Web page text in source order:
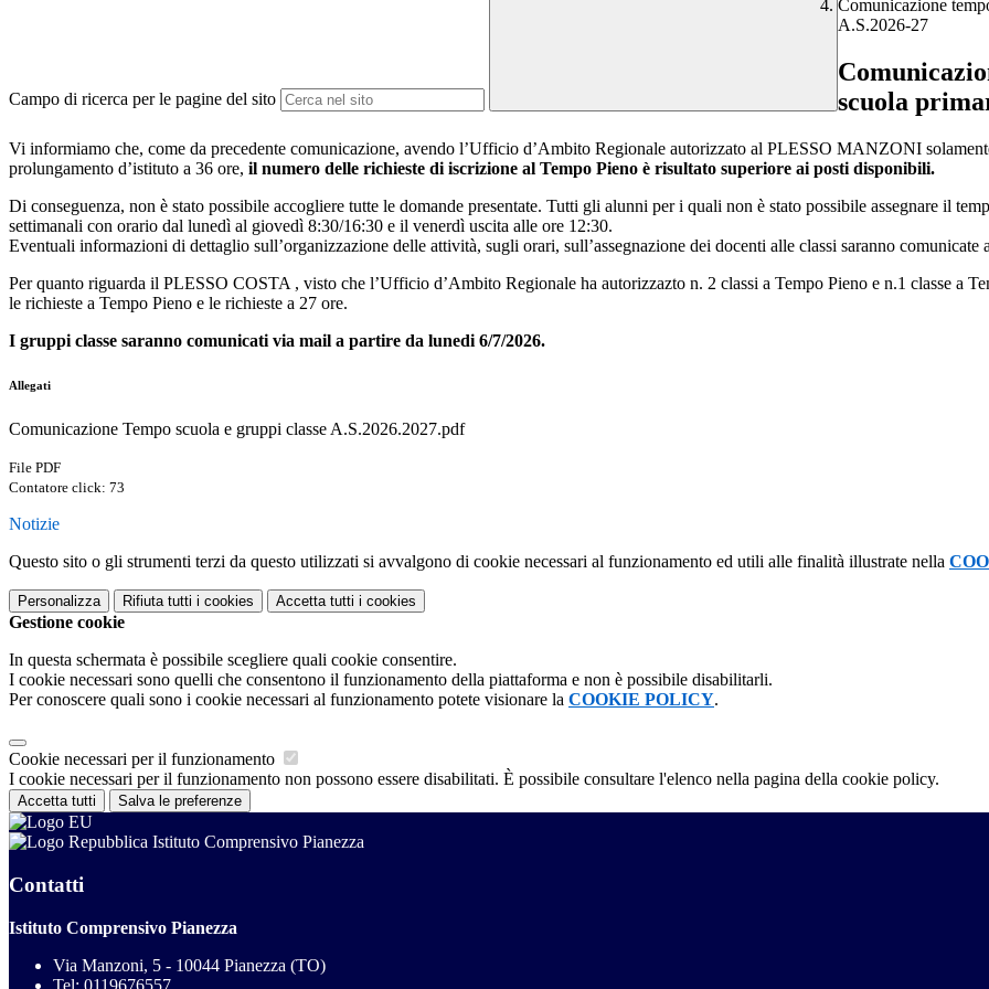
Campo di ricerca per le pagine del sito
Comunicazione
A.S.2026-27
scuola
Vi informiamo che, come da precedente comunicazione, avendo l’Ufficio d’Ambito Regionale autorizzato al PLESSO MANZONI
prolungamento d’istituto a 36 ore, il numero delle richieste di iscrizione al Tempo Pieno è risultato superiore ai posti disponibili.
Di conseguenza, non è stato possibile accogliere tutte le domande presentate. Tutti gli alunni per i quali non è stato possibile assegnare il
settimanali con orario dal lunedì al giovedì 8:30/16:30 e il venerdì uscita alle ore 12:30.
Eventuali informazioni di dettaglio sull’organizzazione delle attività, sugli orari, sull’assegnazione dei docenti alle classi saranno comunicate
Per quanto riguarda il PLESSO COSTA , visto che l’Ufficio d’Ambito Regionale ha autorizzazto n. 2 classi a Tempo Pieno e n.1 classe a
le richieste a Tempo Pieno e le richieste a 27 ore.
I gruppi classe saranno comunicati via mail a partire da lunedi 6/7/2026.
Allegati
Comunicazione Tempo scuola e gruppi classe A.S.2026.2027.pdf
File PDF
Contatore click: 73
Notizie
Questo sito o gli strumenti terzi da questo utilizzati si avvalgono di cookie necessari al funzionamento ed utili alle finalità illustrate nella
Personalizza Rifiuta tutti i cookies Accetta tutti i cookies
Gestione cookie
In questa schermata è possibile scegliere quali cookie consentire.
I cookie necessari sono quelli che consentono il funzionamento della piattaforma e non è possibile disabilitarli.
Per conoscere quali sono i cookie necessari al funzionamento potete visionare la COOKIE POLICY.
Cookie necessari per il funzionamento
I cookie necessari per il funzionamento non possono essere disabilitati. È possibile consultare l'elenco nella pagina della cookie policy.
Accetta tutti Salva le preferenze
Istituto Comprensivo Pianezza
Contatti
Istituto Comprensivo Pianezza
Via Manzoni, 5 - 10044 Pianezza (TO)
Tel: 0119676557